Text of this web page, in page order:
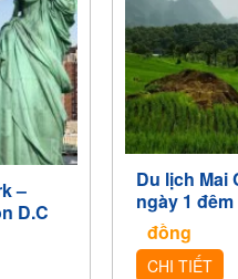
Du lịch Mai
ngày 1 đêm
đồng
CHI TIẾT
–
D.C